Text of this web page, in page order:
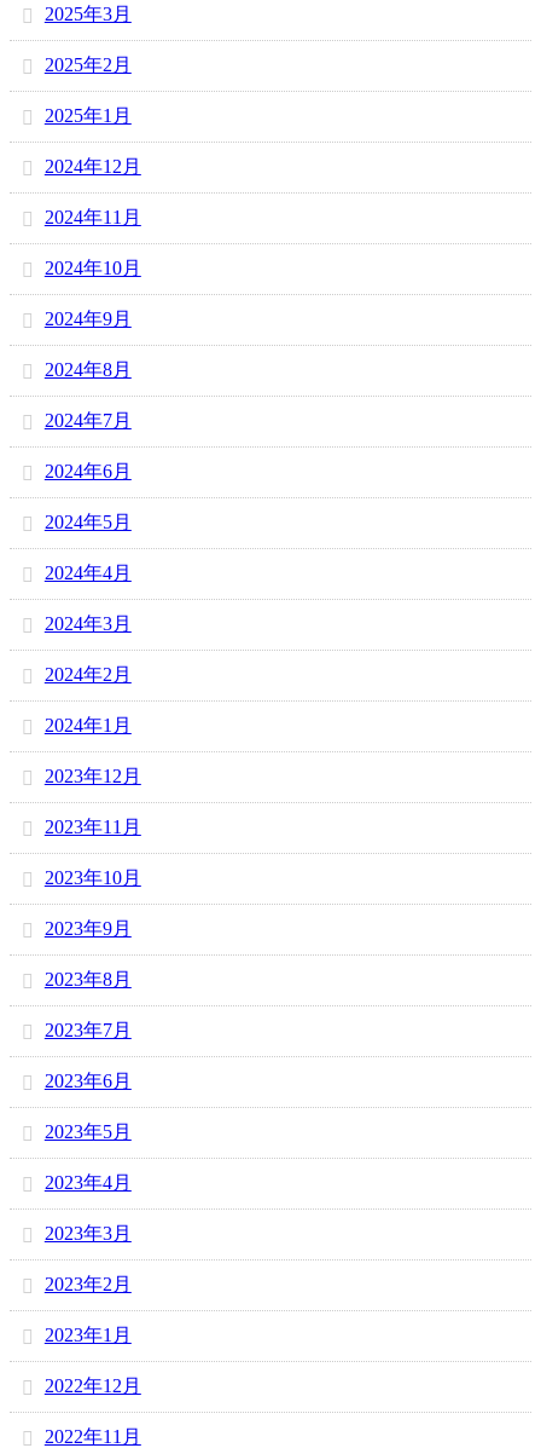
2025年3月
2025年2月
2025年1月
2024年12月
2024年11月
2024年10月
2024年9月
2024年8月
2024年7月
2024年6月
2024年5月
2024年4月
2024年3月
2024年2月
2024年1月
2023年12月
2023年11月
2023年10月
2023年9月
2023年8月
2023年7月
2023年6月
2023年5月
2023年4月
2023年3月
2023年2月
2023年1月
2022年12月
2022年11月